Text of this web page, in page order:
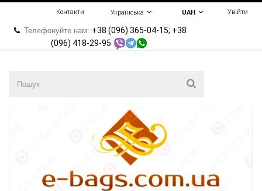
Увійти
UAH
Українська
Контакти
Телефонуйте нам: +38 (096) 365-04-15; +38
(096) 418-29-95